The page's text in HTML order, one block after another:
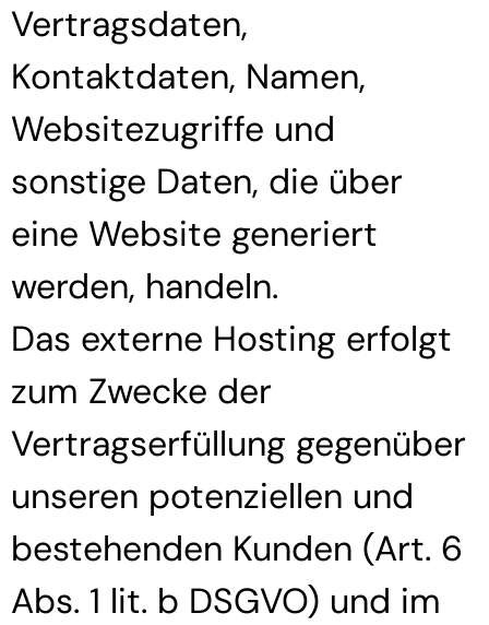
Vertragsdaten,
Kontaktdaten, Namen,
Websitezugriffe und
sonstige Daten, die über
eine Website generiert
werden, handeln.
Das externe Hosting erfolgt
zum Zwecke der
Vertragserfüllung gegenüber
unseren potenziellen und
bestehenden Kunden (Art. 6
Abs. 1 lit. b DSGVO) und im